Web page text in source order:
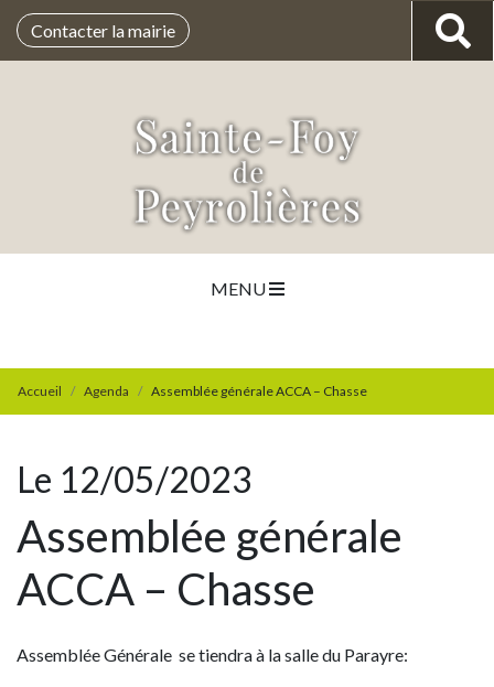
Contacter la mairie
MENU
Accueil Agenda Assemblée générale ACCA – Chasse
Le 12/05/2023
Assemblée générale
ACCA – Chasse
Assemblée Générale se tiendra à la salle du Parayre: